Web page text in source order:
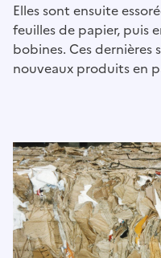
Elles sont ensuite
feuilles de papier, puis
bobines. Ces
nouveaux produits en